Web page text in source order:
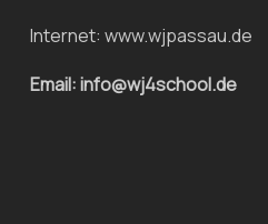
Internet: www.wjpassau.de
Email: info@wj4school.de